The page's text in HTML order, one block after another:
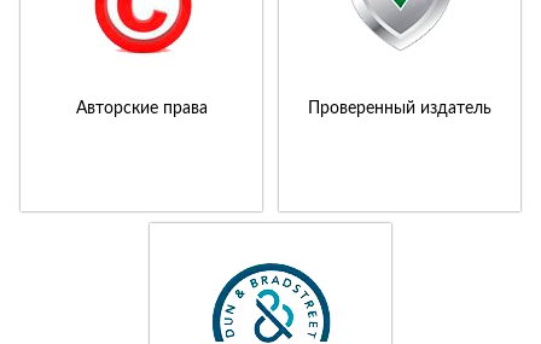
Авторские права Проверенный издатель